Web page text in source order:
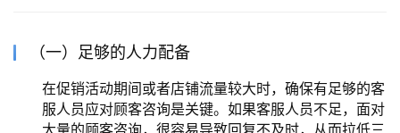
（一）足够的人力配备
在促销活动期间或者店铺流量较大时，确保有足够的客
服人员应对顾客咨询是关键。如果客服人员不足，面对
大量的顾客咨询，很容易导致回复不及时，从而拉低三